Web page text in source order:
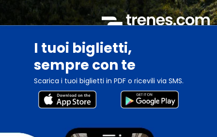
I tuoi biglietti,
sempre con te
Scarica i tuoi biglietti in PDF o ricevili via SMS.